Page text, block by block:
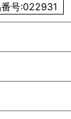
号:022931